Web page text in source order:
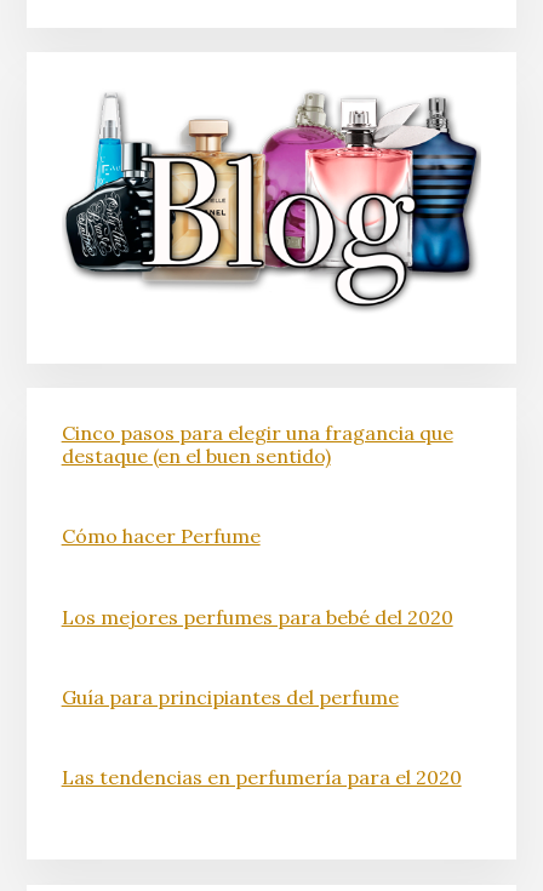
Cinco pasos para elegir una fragancia que
destaque (en el buen sentido)
Cómo hacer Perfume
Los mejores perfumes para bebé del 2020
Guía para principiantes del perfume
Las tendencias en perfumería para el 2020